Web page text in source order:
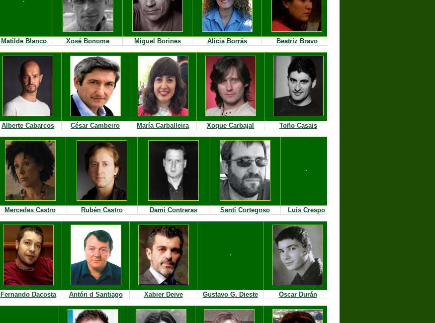
Matilde Blanco Xosé Bonome Miguel Borines Alicia Borrás Beatriz Bravo
Alberte Cabarcos César Cambeiro María Carballeira Xoque Carbajal Toño Casais
Mercedes Castro Rubén Castro Dami Contreras Santi Cortegoso Luis Crespo
Fernando Dacosta Antón d Santiago Xabier Deive Gustavo G. Dieste Oscar Durán